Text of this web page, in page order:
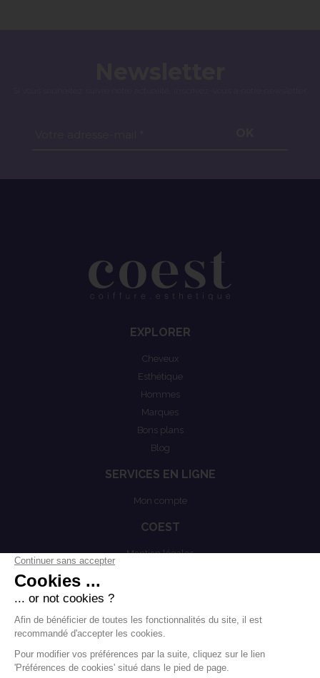
EXPLORER
Cheveux
Esthétique
Hommes
Marques
Bons plans
Blog
SERVICES EN LIGNE
Mon compte
COEST
Mention légales